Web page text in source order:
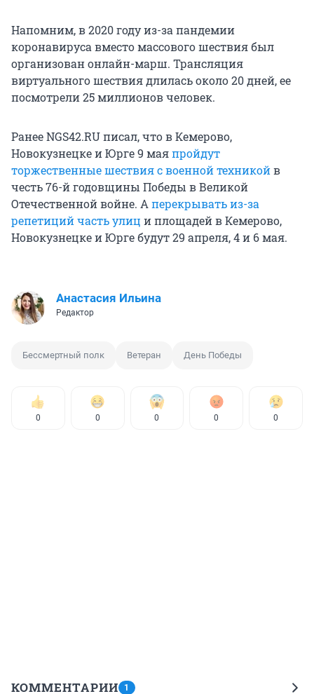
Напомним, в 2020 году из-за пандемии
коронавируса вместо массового шествия был
организован онлайн-марш. Трансляция
виртуального шествия длилась около 20 дней, ее
посмотрели 25 миллионов человек.
Ранее NGS42.RU писал, что в Кемерово,
Новокузнецке и Юрге 9 маяпройдут
торжественные шествия с военной техникойв
честь 76-й годовщины Победы в Великой
Отечественной войне. Аперекрывать из-за
репетиций часть улиц и площадей в Кемерово,
Новокузнецке и Юрге будут 29 апреля, 4 и 6 мая.
Анастасия Ильина
Редактор
Бессмертный полк Ветеран День Победы
0 0 0 0 0
КОММЕНТАРИИ 1